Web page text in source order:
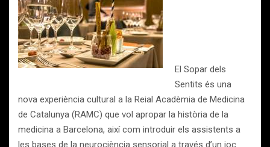
El Sopar dels
Sentits és una
nova experiència cultural a la Reial Acadèmia de Medicina
de Catalunya (RAMC) que vol apropar la història de la
medicina a Barcelona, així com introduir els assistents a
les bases de la neurociència sensorial a través d’un joc